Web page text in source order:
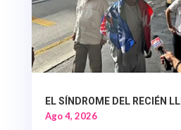
EL SÍNDROME DEL RECIÉN
Ago 4, 2026